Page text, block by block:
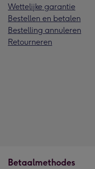
Wettelijke garantie
Bestellen en betalen
Bestelling annuleren
Retourneren
Betaalmethodes